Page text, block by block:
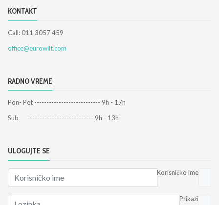
KONTAKT
Call: 011 3057 459
office@eurowilt.com
RADNO VREME
Pon- Pet --------------------------- 9h - 17h
Sub --------------------------- 9h - 13h
ULOGUJTE SE
Korisničko ime
Prikaži